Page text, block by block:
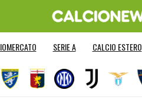
SERIE A CALCIO ESTERO